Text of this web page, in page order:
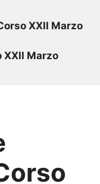
XXII Marzo
XXII Marzo